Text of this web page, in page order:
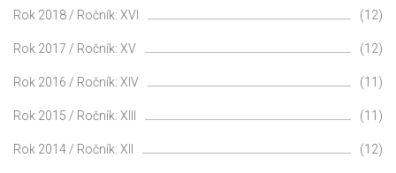
Rok 2018 / Ročník: XVI (12)
Rok 2017 / Ročník: XV (12)
Rok 2016 / Ročník: XIV (11)
Rok 2015 / Ročník: XIII (11)
Rok 2014 / Ročník: XII (12)